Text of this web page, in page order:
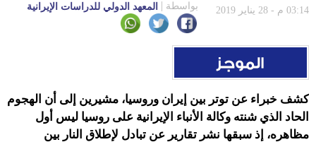
03:14 م - 28 يناير 2019 بواسطة المعهد الدولي للدراسات الإيرانية
كشف خبراء عن توتر بين إيران وروسيا، مشيرين إلى أن الهجوم
الحاد الذي شنته وكالة الأنباء الإيرانية على روسيا ليس أول
مظاهره، إذ سبقها نشر تقارير عن تبادل لإطلاق النار بين